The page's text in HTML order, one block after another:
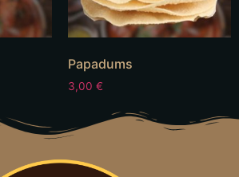
Papadums
3,00 €